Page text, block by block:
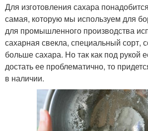
Для изготовления сахара
самая, которую мы используем для
для промышленного производства
сахарная свекла, специальный сорт,
больше сахара. Но так как под рукой
достать ее проблематично, то
в наличии.